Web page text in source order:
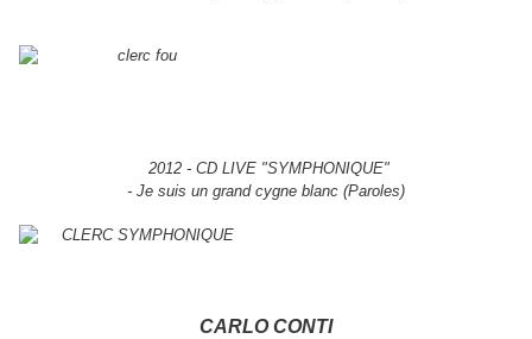
2012 - CD LIVE "SYMPHONIQUE"
- Je suis un grand cygne blanc (Paroles)
CARLO CONTI